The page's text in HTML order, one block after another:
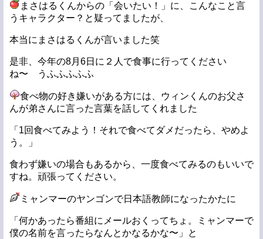
まさはるくんからの「会いたい！」に、こんなこと言
うキャラクター？と疑ってましたが、
本当にまさはるくんが言いました笑
是非、今年の8月6日に２人で食事に行ってください
ね〜 うふふふふふ
食べ物の好き嫌いがある方には、ウィンくんのお父さ
んが弟さんに言った言葉を話してくれました
「1回食べてみよう！それで食べてダメだったら、やめよ
う。」
食わず嫌いの場合もあるから、一度食べてみるのもいいで
すね。頑張ってください。
ミャンマーのヤンゴンで日本語教師になったかたに
「何かあったら番組にメールおくってちょ。ミャンマーで
僕の名前を言ったらなんとかなるかな〜」と